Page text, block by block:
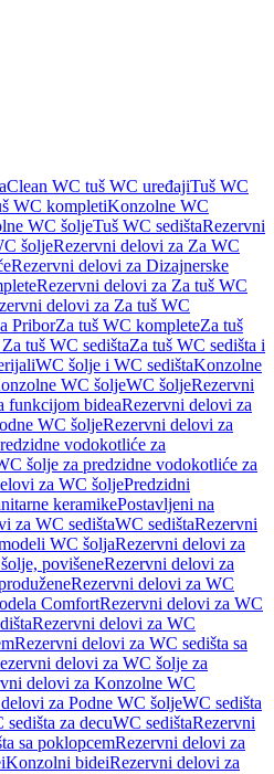
WC tuš WC uređajiTuš WC
WC kompletiKonzolne WC
WC šoljeTuš WC sedištaRezervni
šoljeRezervni delovi za Za WC
Rezervni delovi za Dizajnerske
Rezervni delovi za Za tuš WC
delovi za Za tuš WC
PriborZa tuš WC kompleteZa tuš
tuš WC sedištaZa tuš WC sedišta i
WC šolje i WC sedištaKonzolne
WC šoljeWC šoljeRezervni
funkcijom bideaRezervni delovi za
WC šoljeRezervni delovi za
vodokotliće za
šolje za predzidne vodokotliće za
za WC šoljePredzidni
keramikePostavljeni na
za WC sedištaWC sedištaRezervni
WC šoljaRezervni delovi za
povišeneRezervni delovi za
Rezervni delovi za WC
ComfortRezervni delovi za WC
Rezervni delovi za WC
Rezervni delovi za WC sedišta sa
delovi za WC šolje za
delovi za Konzolne WC
za Podne WC šoljeWC sedišta
za decuWC sedištaRezervni
sa poklopcemRezervni delovi za
Konzolni bideiRezervni delovi za